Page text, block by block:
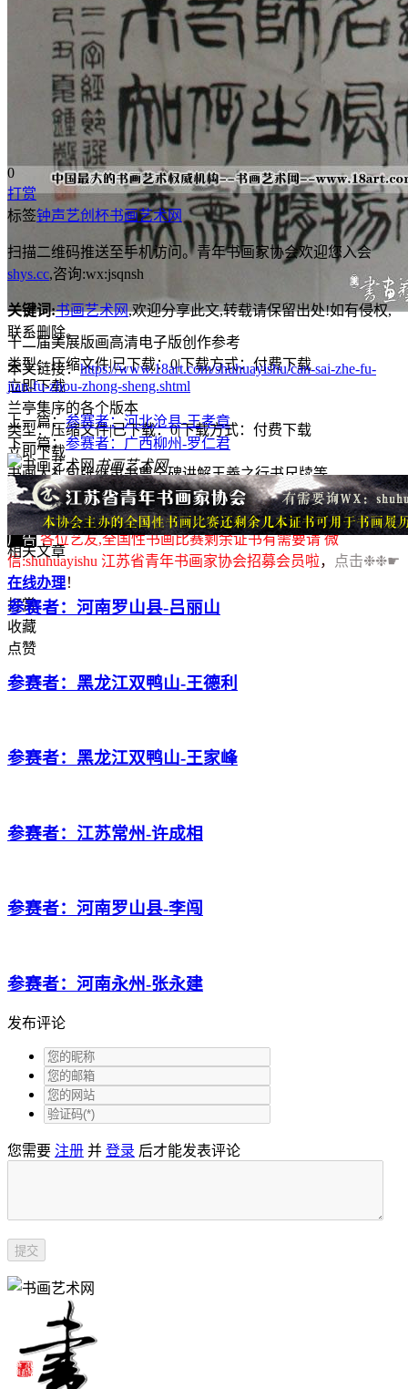
十二届美展版画高清电子版创作参考
类型：压缩文件|已下载：0|下载方式：付费下载
立即下载
兰亭集序的各个版本
类型：压缩文件|已下载：0|下载方式：付费下载
立即下载
书画大礼包张继隶书曹全碑讲解王羲之行书尺牍等
类型：压缩文件|已下载：0|下载方式：付费下载
立即下载
广告 各位艺友,全国性书画比赛剩余证书有需要请 微
信:shuhuayishu 江苏省青年书画家协会招募会员啦，
点击❉❉☛
在线办理！
打赏
收藏
点赞
0
打赏
标签钟声艺创杯书画艺术网
扫描二维码推送至手机访问。青年书画家协会欢迎您入会
shys.cc,咨询:wx:jsqnsh
关键词:书画艺术网,欢迎分享此文,转载请保留出处!如有侵权,
联系删除。
本文链接：https://www.18art.com/shuhuayishu/can-sai-zhe-fu-
jian-fu-zhou-zhong-sheng.shtml
上一篇：参赛者：河北沧县-王孝章
下一篇：参赛者：广西柳州-罗仁君
书画艺术网
相关文章
参赛者：河南罗山县-吕丽山
参赛者：黑龙江双鸭山-王德利
参赛者：黑龙江双鸭山-王家峰
参赛者：江苏常州-许成相
参赛者：河南罗山县-李闯
参赛者：河南永州-张永建
发布评论
您需要 注册 并 登录 后才能发表评论